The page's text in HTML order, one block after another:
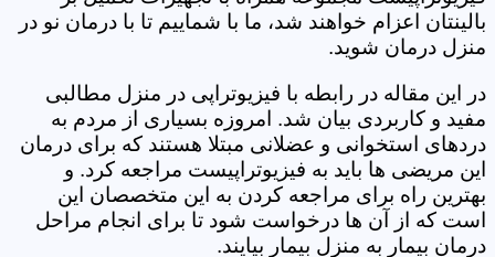
بالینتان اعزام خواهند شد، ما با شماییم تا با درمان نو در
منزل درمان شوید.
در این مقاله در رابطه با فیزیوتراپی در منزل مطالبی
مفید و کاربردی بیان شد. امروزه بسیاری از مردم به
دردهای استخوانی و عضلانی مبتلا هستند که برای درمان
این مریضی ها باید به فیزیوتراپیست مراجعه کرد. و
بهترین راه برای مراجعه کردن به این متخصصان این
است که از آن ها درخواست شود تا برای انجام مراحل
درمان بیمار به منزل بیمار بیایند.